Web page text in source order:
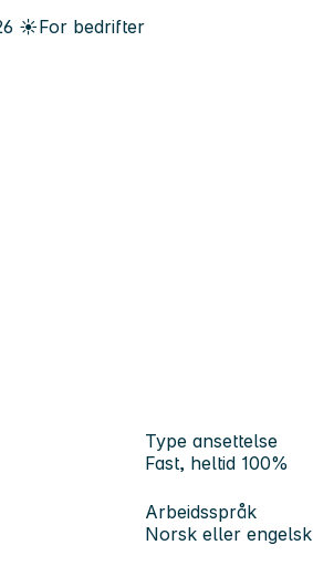
☀️For bedrifter
Type ansettelse
Fast, heltid 100%
Arbeidsspråk
Norsk eller engelsk